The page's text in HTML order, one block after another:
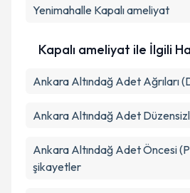
Yenimahalle Kapalı ameliyat
Kapalı ameliyat ile İlgili
Ankara Altındağ Adet Ağrıları
Ankara Altındağ Adet
Ankara Altındağ Adet Öncesi
şikayetler